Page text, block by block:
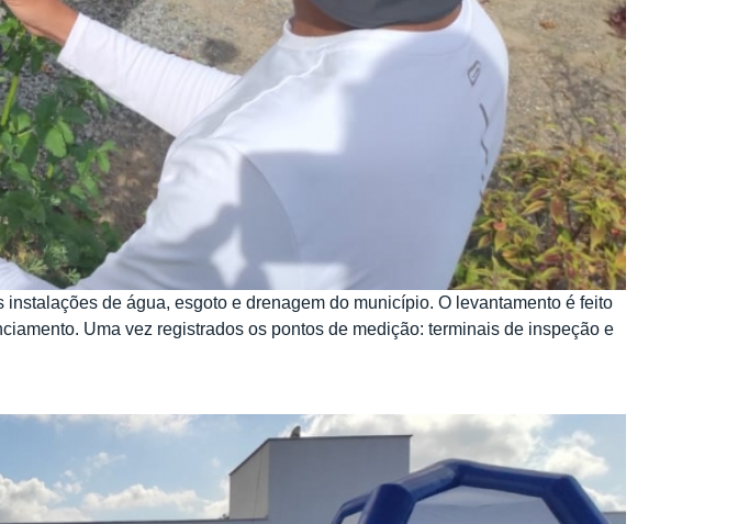
de água, esgoto e drenagem do município. O levantamento é feito
Uma vez registrados os pontos de medição: terminais de inspeção e